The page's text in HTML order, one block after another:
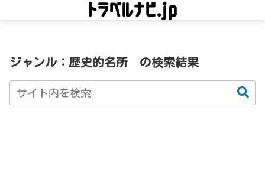
ジャンル：歴史的名所 の検索結果